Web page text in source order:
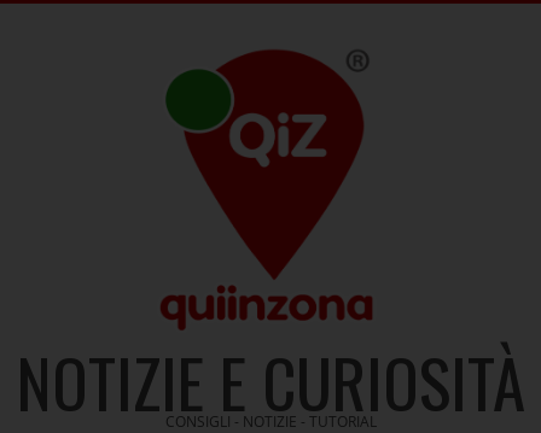
NOTIZIE E CURIOSITÀ
CONSIGLI - NOTIZIE - TUTORIAL